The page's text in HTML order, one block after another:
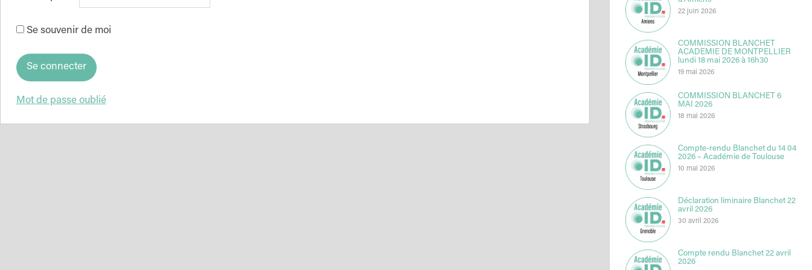
Se souvenir de moi
Mot de passe oublié
22 juin 2026
COMMISSION BLANCHET
ACADEMIE DE MONTPELLIER
lundi 18 mai 2026 à 16h30
19 mai 2026
COMMISSION BLANCHET 6
MAI 2026
18 mai 2026
Compte-rendu Blanchet du 14 04
2026 – Académie de Toulouse
10 mai 2026
Déclaration liminaire Blanchet 22
avril 2026
30 avril 2026
Compte rendu Blanchet 22 avril
2026